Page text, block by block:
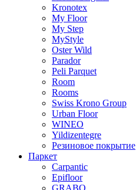
Kronotex
My Floor
My Step
MyStyle
Oster Wild
Parador
Peli Parquet
Room
Rooms
Swiss Krono Group
Urban Floor
WINEO
Yildizentegre
Резиновое покрытие
Паркет
Carpantic
Epifloor
GRABO